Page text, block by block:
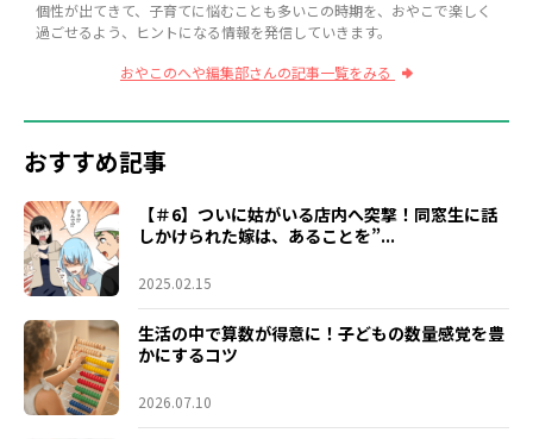
個性が出てきて、子育てに悩むことも多いこの時期を、おやこで楽しく
過ごせるよう、ヒントになる情報を発信していきます。
おやこのへや編集部さんの記事一覧をみる
おすすめ記事
【＃6】ついに姑がいる店内へ突撃！同窓生に話
しかけられた嫁は、あることを”...
2025.02.15
生活の中で算数が得意に！子どもの数量感覚を豊
かにするコツ
2026.07.10